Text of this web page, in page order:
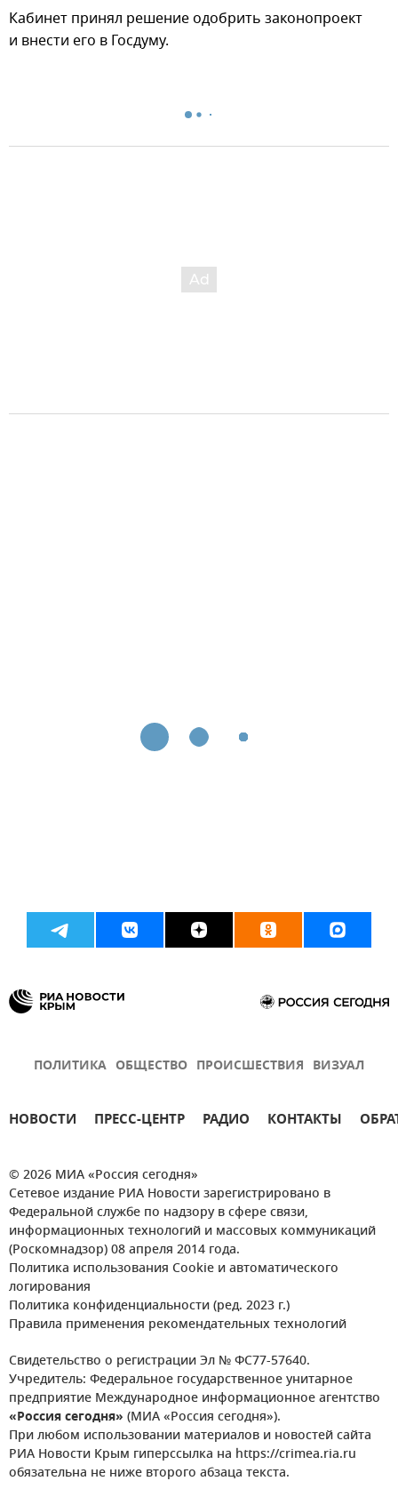
Кабинет принял решение одобрить законопроект
и внести его в Госдуму.
ПОЛИТИКА ОБЩЕСТВО ПРОИСШЕСТВИЯ ВИЗУАЛ
НОВОСТИ ПРЕСС-ЦЕНТР РАДИО КОНТАКТЫ
© 2026 МИА «Россия сегодня»
Сетевое издание РИА Новости зарегистрировано в
Федеральной службе по надзору в сфере связи,
информационных технологий и массовых коммуникаций
(Роскомнадзор) 08 апреля 2014 года.
Политика использования Cookie и автоматического
логирования
Политика конфиденциальности (ред. 2023 г.)
Правила применения рекомендательных технологий
Свидетельство о регистрации Эл № ФС77-57640.
Учредитель: Федеральное государственное унитарное
предприятие Международное информационное агентство
«Россия сегодня» (МИА «Россия сегодня»).
При любом использовании материалов и новостей сайта
РИА Новости Крым гиперссылка на https://crimea.ria.ru
обязательна не ниже второго абзаца текста.